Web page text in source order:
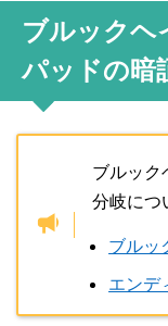
ブルックヘ
パッドの暗
ブルック
分岐につ
ブルッ
エンデ